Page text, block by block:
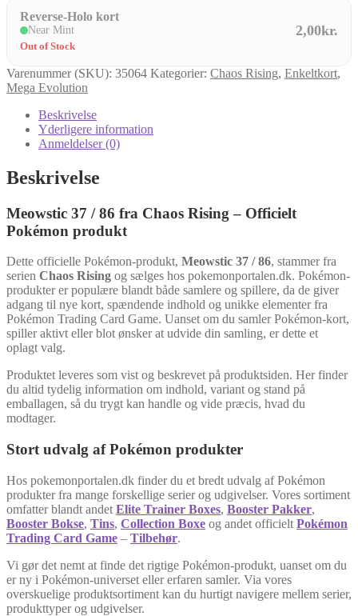
Reverse-Holo kort
Near Mint
Out of Stock
2,00kr.
Varenummer (SKU): 35064 Kategorier: Chaos Rising, Enkeltkort,
Mega Evolution
Beskrivelse
Yderligere information
Anmeldelser (0)
Beskrivelse
Meowstic 37 / 86 fra Chaos Rising – Officielt
Pokémon produkt
Dette officielle Pokémon-produkt, Meowstic 37 / 86, stammer fra
serien Chaos Rising og sælges hos pokemonportalen.dk. Pokémon-
produkter er populære blandt både samlere og spillere, da de giver
adgang til nye kort, spændende indhold og unikke elementer fra
Pokémon Trading Card Game. Uanset om du samler Pokémon-kort,
spiller aktivt eller blot ønsker at udvide din samling, er dette et
oplagt valg.
Produktet leveres som vist og beskrevet på produktsiden. Her finder
du altid tydelig information om indhold, variant og stand på
emballagen, så du trygt kan handle og vide præcis, hvad du
modtager.
Stort udvalg af Pokémon produkter
Hos pokemonportalen.dk finder du et bredt udvalg af Pokémon
produkter fra mange forskellige serier og udgivelser. Vores sortiment
omfatter blandt andet Elite Trainer Boxes, Booster Pakker,
Booster Bokse, Tins, Collection Boxe og andet officielt Pokémon
Trading Card Game – Tilbehør.
Vi gør det nemt at finde det rigtige Pokémon-produkt, uanset om du
er ny i Pokémon-universet eller erfaren samler. Via vores
overskuelige produktsortiment kan du hurtigt navigere mellem serier,
produkttyper og udgivelser.